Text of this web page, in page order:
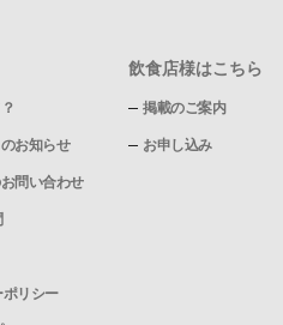
お知らせ
問い合わせ
リシー
飲食店様はこちら
掲載のご案内
お申し込み